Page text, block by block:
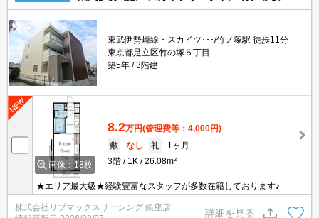
東武伊勢崎線・スカイツ･･･/竹ノ塚駅 徒歩11分
東京都足立区竹の塚５丁目
築5年
3階建
画像：18枚
8.2万円(管理費等：4,000円)
敷
なし 礼
1ヶ月
3階
1K 26.08m²
★エリア最大級★経験豊富なスタッフが多数在籍しております♪
株式会社リブマックスリーシング 銀座店
詳細を見る